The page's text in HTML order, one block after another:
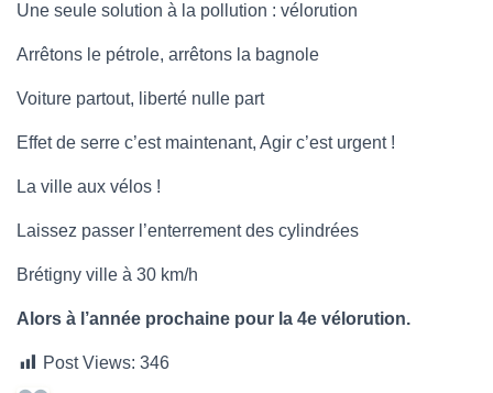
Une seule solution à la pollution : vélorution
Arrêtons le pétrole, arrêtons la bagnole
Voiture partout, liberté nulle part
Effet de serre c’est maintenant, Agir c’est urgent !
La ville aux vélos !
Laissez passer l’enterrement des cylindrées
Brétigny ville à 30 km/h
Alors à l’année prochaine pour la 4e vélorution.
Post Views: 346